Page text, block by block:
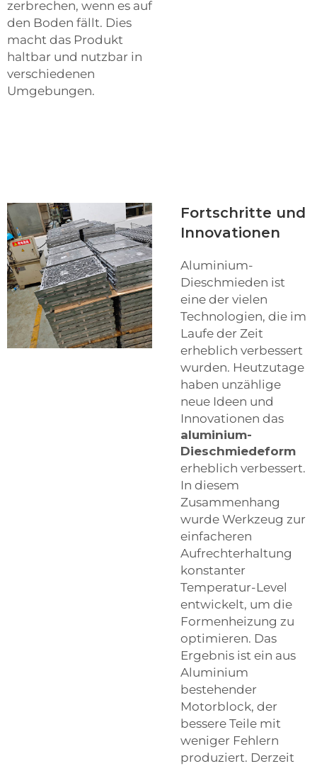
zerbrechen, wenn es auf
den Boden fällt. Dies
macht das Produkt
haltbar und nutzbar in
verschiedenen
Umgebungen.
Fortschritte und
Innovationen
Aluminium-
Dieschmieden ist
eine der vielen
Technologien, die im
Laufe der Zeit
erheblich verbessert
wurden. Heutzutage
haben unzählige
neue Ideen und
Innovationen das
aluminium-
Dieschmiedeform
erheblich verbessert.
In diesem
Zusammenhang
wurde Werkzeug zur
einfacheren
Aufrechterhaltung
konstanter
Temperatur-Level
entwickelt, um die
Formenheizung zu
optimieren. Das
Ergebnis ist ein aus
Aluminium
bestehender
Motorblock, der
bessere Teile mit
weniger Fehlern
produziert. Derzeit